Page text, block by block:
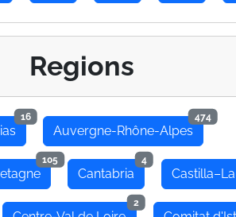
Regions
16
Auvergne-Rhône-Alpes
474
105
Cantabria
4
2